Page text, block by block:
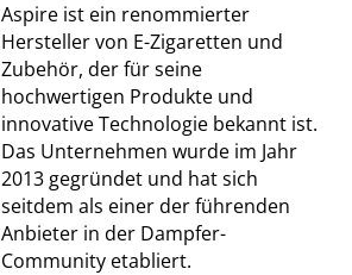
Aspire ist ein renommierter
Hersteller von E-Zigaretten und
Zubehör, der für seine
hochwertigen Produkte und
innovative Technologie bekannt ist.
Das Unternehmen wurde im Jahr
2013 gegründet und hat sich
seitdem als einer der führenden
Anbieter in der Dampfer-
Community etabliert.